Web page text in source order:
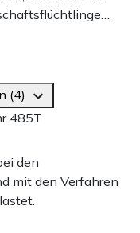
(4)
485T
den
mit den Verfahren